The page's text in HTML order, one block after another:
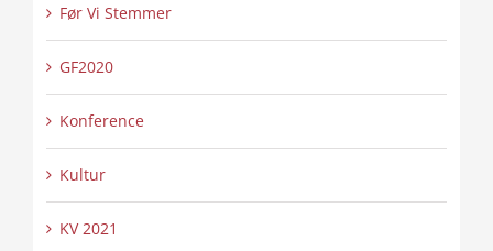
Før Vi Stemmer
GF2020
Konference
Kultur
KV 2021